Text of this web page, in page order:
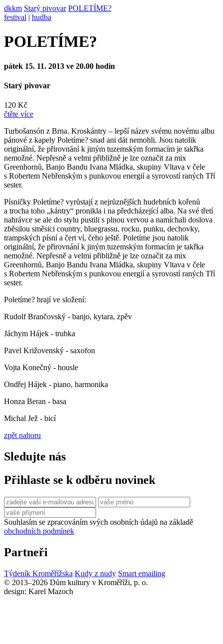
dkkm Starý pivovar POLETÍME?
festival | hudba
POLETÍME?
pátek 15. 11. 2013 ve 20.00 hodin
Starý pivovar
120 Kč
čtěte více
Turbošansón z Brna. Kroskántry – lepší název svému novému albu
pánové z kapely Poletíme? snad ani dát nemohli. Jsou natolik
originální, že přirovnání k jiným tuzemským formacím je takřka
nemožné. Nepřesně a velmi přibližně je lze označit za mix
Greenhornů, Banjo Bandu Ivana Mládka, skupiny Vltava v čele
s Robertem Nebřenským s punkovou energií a syrovostí raných Tří
sester.
Písničky Poletíme? vyrůstají z nejrůznějších hudebních kořenů
a trocha toho „kántry“ pronikla i na předcházející alba. Na své třetí
nahrávce se ale do stylu pustili s plnou vervou a namíchali doslova
zběsilou směsici country, bluegrassu, rocku, punku, dechovky,
trampských písní a čert ví, čeho ještě. Poletíme jsou natolik
originální, že přirovnání k jiným tuzemským formacím je takřka
nemožné. Nepřesně a velmi přibližně je lze označit za mix
Greenhornů, Banjo Bandu Ivana Mládka, skupiny Vltava v čele
s Robertem Nebřenským s punkovou energií a syrovostí raných Tří
sester.
Poletíme? hrají ve složení:
Rudolf Brančovský - banjo, kytara, zpěv
Jáchym Hájek - trubka
Pavel Križovenský - saxofon
Vojta Konečný - housle
Ondřej Hájek - piano, harmonika
Honza Beran - basa
Michal Jež - bicí
zpět nahoru
Sledujte nás
Přihlaste se k odběru novinek
Souhlasím se zpracováním svých osobních údajů na základě
obchodních podmínek
Partneři
Týdeník Kroměřížska Kudy z nudy Smart emailing
© 2013–2026 Dům kultury v Kroměříži, p. o.
design: Karel Mazoch